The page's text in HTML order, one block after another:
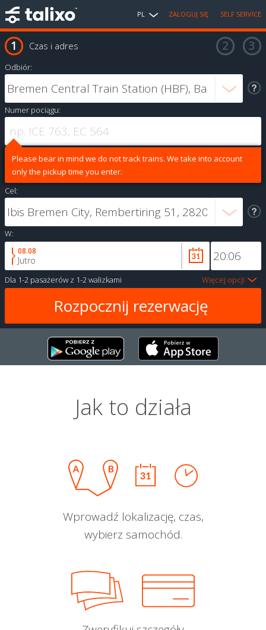
PL ZALOGUJ SIĘ SELF SERVICE
Czas i adres
Odbiór:
Numer pociągu:
Please bear in mind we do not track trains. We take into account
only the pickup time you enter.
Cel:
W:
08.08
Jutro
Dla 1-2 pasażerów z 1-2 walizkami Więcej opcji
Jak to działa
Wprowadź lokalizację, czas,
wybierz samochód.